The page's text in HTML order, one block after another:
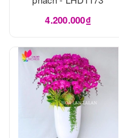
4.200.000₫